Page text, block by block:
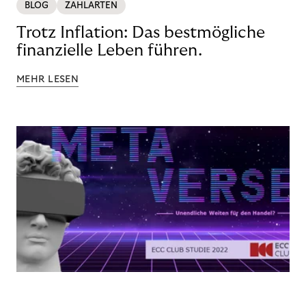
BLOG ZAHLARTEN
Trotz Inflation: Das bestmögliche
finanzielle Leben führen.
MEHR LESEN